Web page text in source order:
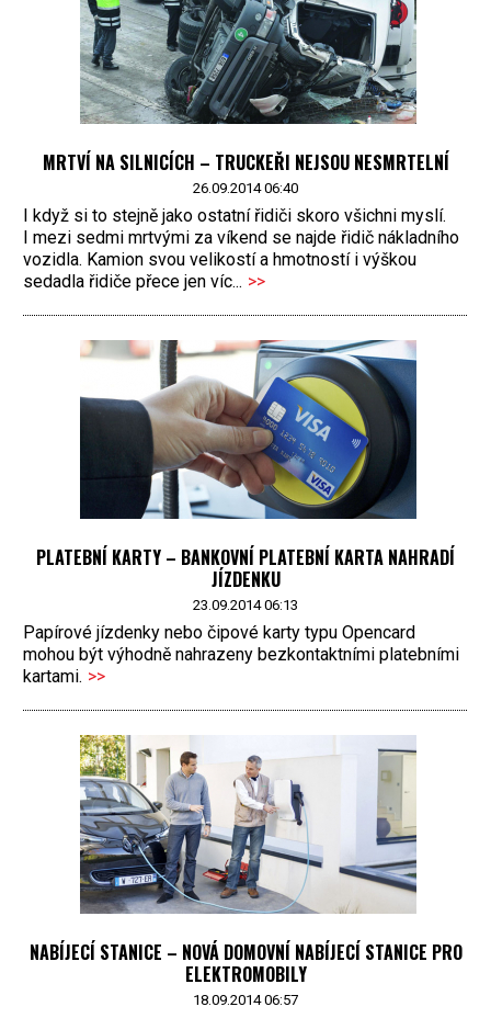
MRTVÍ NA SILNICÍCH – TRUCKEŘI NEJSOU NESMRTELNÍ
26.09.2014 06:40
I když si to stejně jako ostatní řidiči skoro všichni myslí.
I mezi sedmi mrtvými za víkend se najde řidič nákladního
vozidla. Kamion svou velikostí a hmotností i výškou
sedadla řidiče přece jen víc... >>
PLATEBNÍ KARTY – BANKOVNÍ PLATEBNÍ KARTA NAHRADÍ
JÍZDENKU
23.09.2014 06:13
Papírové jízdenky nebo čipové karty typu Opencard
mohou být výhodně nahrazeny bezkontaktními platebními
kartami. >>
NABÍJECÍ STANICE – NOVÁ DOMOVNÍ NABÍJECÍ STANICE PRO
ELEKTROMOBILY
18.09.2014 06:57